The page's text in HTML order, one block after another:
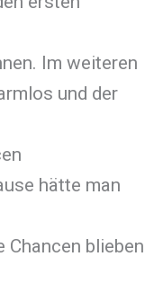
Im weiteren
und der
hätte man
Chancen blieben